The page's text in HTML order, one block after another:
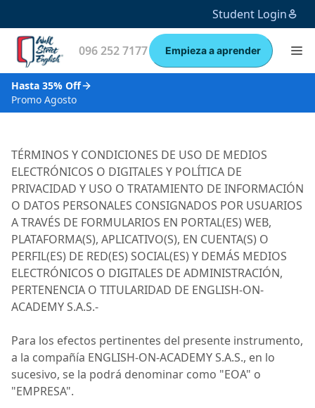
Student Login
096 252 7177 Empieza a aprender
Hasta 35% Off
Promo Agosto
TÉRMINOS Y CONDICIONES DE USO DE MEDIOS
ELECTRÓNICOS O DIGITALES Y POLÍTICA DE
PRIVACIDAD Y USO O TRATAMIENTO DE INFORMACIÓN
O DATOS PERSONALES CONSIGNADOS POR USUARIOS
A TRAVÉS DE FORMULARIOS EN PORTAL(ES) WEB,
PLATAFORMA(S), APLICATIVO(S), EN CUENTA(S) O
PERFIL(ES) DE RED(ES) SOCIAL(ES) Y DEMÁS MEDIOS
ELECTRÓNICOS O DIGITALES DE ADMINISTRACIÓN,
PERTENENCIA O TITULARIDAD DE ENGLISH-ON-
ACADEMY S.A.S.-
Para los efectos pertinentes del presente instrumento,
a la compañía ENGLISH-ON-ACADEMY S.A.S., en lo
sucesivo, se la podrá denominar como "EOA" o
"EMPRESA".